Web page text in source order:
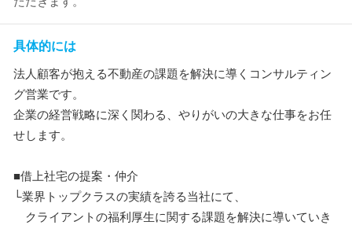
具体的には
法人顧客が抱える不動産の課題を解決に導くコンサルティン
グ営業です。
企業の経営戦略に深く関わる、やりがいの大きな仕事をお任
せします。
■借上社宅の提案・仲介
└業界トップクラスの実績を誇る当社にて、
クライアントの福利厚生に関する課題を解決に導いていき